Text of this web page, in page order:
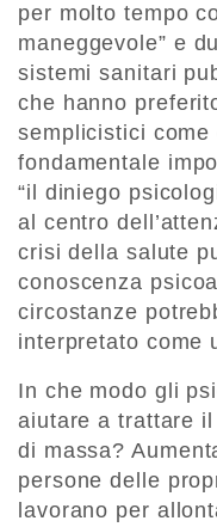
per molto tempo
maneggevole” e
sistemi sanitari
che hanno
semplicistici
fondamentale
“il diniego
al centro
crisi della salute
conoscenza
circostanze
interpretato come
In che modo gli
aiutare a trattare
di massa?
persone delle
lavorano per